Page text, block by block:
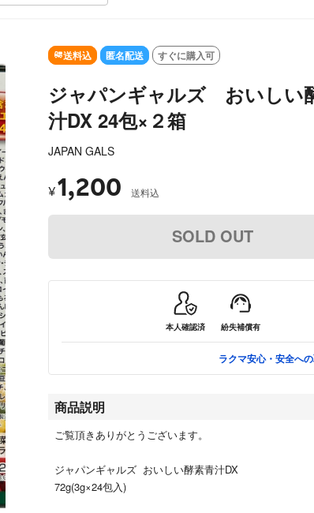
SOLD OUT
送料込 匿名配送 すぐに購入可
ジャパンギャルズ おいしい
汁DX 24包×２箱
JAPAN GALS
¥1,200 送料込
SOLD OUT
本人確認済 紛失補償有
ラクマ安心・安全へ
商品説明
ご覧頂きありがとうございます。
ジャパンギャルズ おいしい酵素青汁DX
72g(3g×24包入)